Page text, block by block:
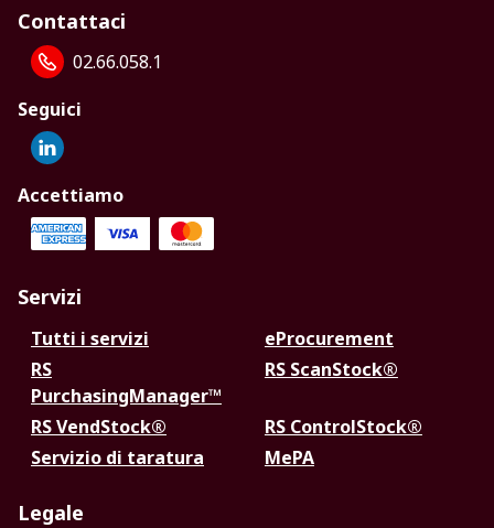
Contattaci
02.66.058.1
Seguici
Accettiamo
Servizi
Tutti i servizi
eProcurement
RS
PurchasingManager™
RS ScanStock®
RS VendStock®
RS ControlStock®
Servizio di taratura
MePA
Legale